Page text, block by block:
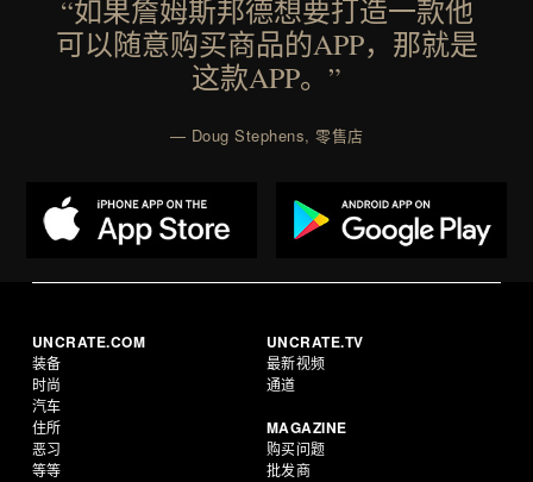
“如果詹姆斯邦德想要打造一款他
可以随意购买商品的APP，那就是
这款APP。”
— Doug Stephens, 零售店
UNCRATE.COM
装备
时尚
汽车
住所
恶习
等等
UNCRATE.TV
最新视频
通道
MAGAZINE
购买问题
批发商